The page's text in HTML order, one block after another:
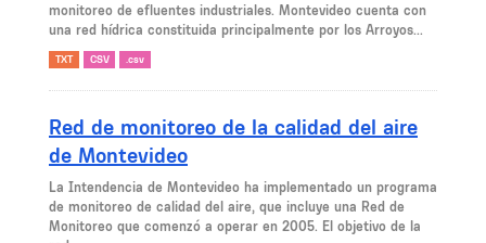
monitoreo de efluentes industriales. Montevideo cuenta con
una red hídrica constituida principalmente por los Arroyos...
TXT CSV .csv
Red de monitoreo de la calidad del aire
de Montevideo
La Intendencia de Montevideo ha implementado un programa
de monitoreo de calidad del aire, que incluye una Red de
Monitoreo que comenzó a operar en 2005. El objetivo de la